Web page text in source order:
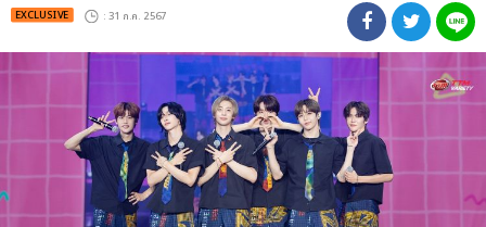
EXCLUSIVE : 31 ก.ค. 2567